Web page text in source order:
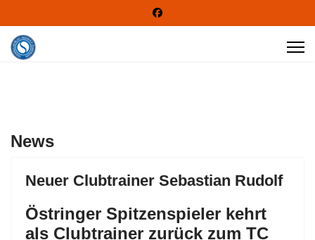
News
Neuer Clubtrainer Sebastian Rudolf
Östringer Spitzenspieler kehrt
als Clubtrainer zurück zum TC